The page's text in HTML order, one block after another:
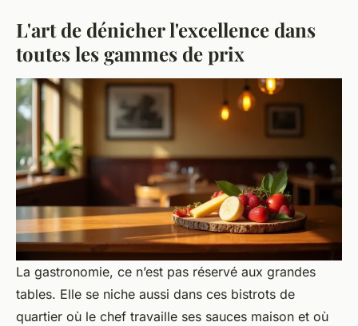
L'art de dénicher l'excellence dans
toutes les gammes de prix
La gastronomie, ce n’est pas réservé aux grandes
tables. Elle se niche aussi dans ces bistrots de
quartier où le chef travaille ses sauces maison et où